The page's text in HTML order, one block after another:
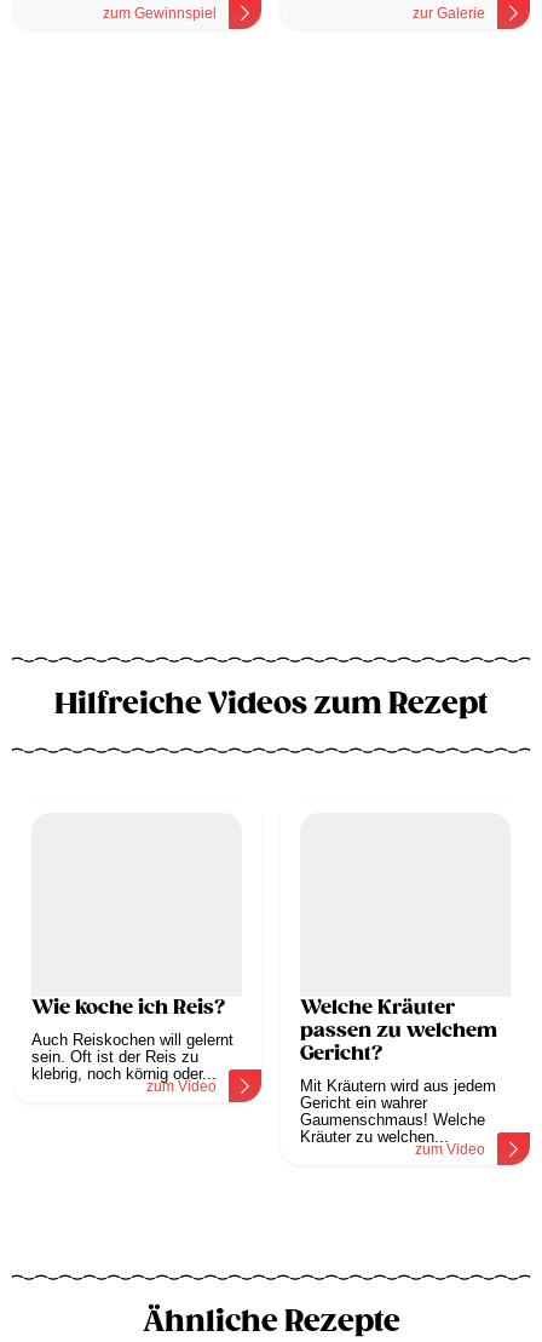
zum Gewinnspiel zur Galerie
Hilfreiche Videos zum Rezept
Wie koche ich Reis?
Auch Reiskochen will gelernt
sein. Oft ist der Reis zu
klebrig, noch körnig oder...
zum Video
Welche Kräuter
passen zu welchem
Gericht?
Mit Kräutern wird aus jedem
Gericht ein wahrer
Gaumenschmaus! Welche
Kräuter zu welchen...
zum Video
Ähnliche Rezepte